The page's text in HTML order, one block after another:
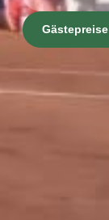
Gästepreise